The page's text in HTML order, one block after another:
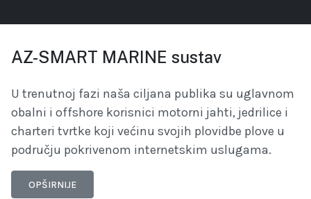
AZ-SMART MARINE sustav
U trenutnoj fazi naša ciljana publika su uglavnom
obalni i offshore korisnici motorni jahti, jedrilice i
charteri tvrtke koji većinu svojih plovidbe plove u
području pokrivenom internetskim uslugama.
OPŠIRNIJE